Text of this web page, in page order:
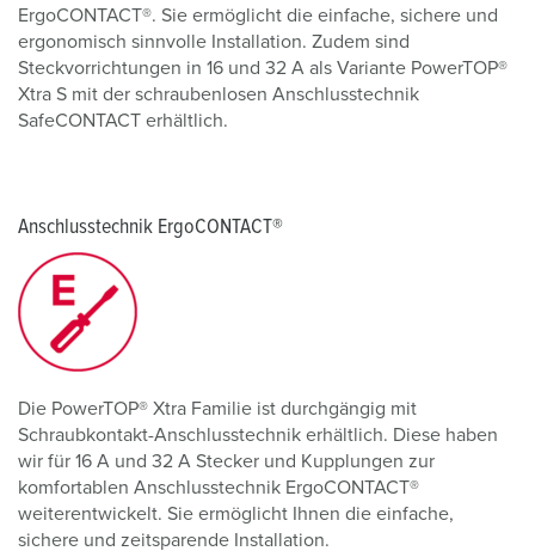
ErgoCONTACT®. Sie ermöglicht die einfache, sichere und
ergonomisch sinnvolle Installation. Zudem sind
Steckvorrichtungen in 16 und 32 A als Variante PowerTOP®
Xtra S mit der schraubenlosen Anschlusstechnik
SafeCONTACT erhältlich.
Anschlusstechnik ErgoCONTACT®
Die PowerTOP® Xtra Familie ist durchgängig mit
Schraubkontakt-Anschlusstechnik erhältlich. Diese haben
wir für 16 A und 32 A Stecker und Kupplungen zur
komfortablen Anschlusstechnik ErgoCONTACT®
weiterentwickelt. Sie ermöglicht Ihnen die einfache,
sichere und zeitsparende Installation.